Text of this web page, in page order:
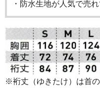
・防水生地が人気で売
※裄丈（ゆきたけ）は首